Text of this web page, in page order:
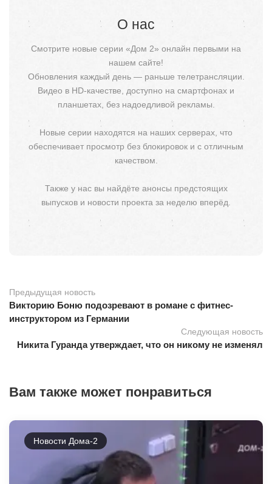
О нас
Смотрите новые серии «Дом 2» онлайн первыми на
нашем сайте!
Обновления каждый день — раньше телетрансляции.
Видео в HD-качестве, доступно на смартфонах и
планшетах, без надоедливой рекламы.
Новые серии находятся на наших серверах, что
обеспечивает просмотр без блокировок и с отличным
качеством.
Также у нас вы найдёте анонсы предстоящих
выпусков и новости проекта за неделю вперёд.
Предыдущая новость
Викторию Боню подозревают в романе с фитнес-
инструктором из Германии
Следующая новость
Никита Гуранда утверждает, что он никому не изменял
Вам также может понравиться
Новости Дома-2